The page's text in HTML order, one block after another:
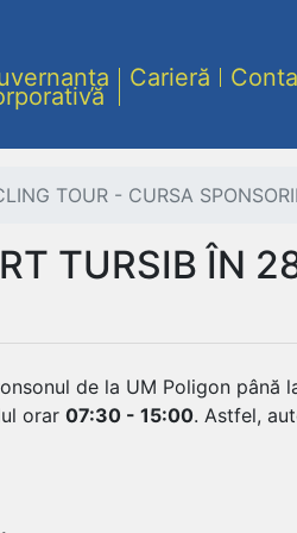
Carieră
TOUR - CURSA
TURSIB ÎN
de la UM Poligon până
orar 07:30 - 15:00. Astfel,